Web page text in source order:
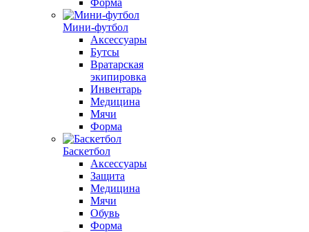
Форма
Мини-футбол
Аксессуары
Бутсы
Вратарская
экипировка
Инвентарь
Медицина
Мячи
Форма
Баскетбол
Аксессуары
Защита
Медицина
Мячи
Обувь
Форма